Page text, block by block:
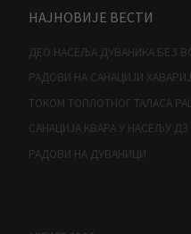
НАЈНОВИЈЕ ВЕСТИ
ДЕО НАСЕЉА ДУВАНИКА БЕЗ
РАДОВИ НА САНАЦИЈИ
ТОКОМ ТОПЛОТНОГ ТАЛАСА
САНАЦИЈА КВАРА У НАСЕЉУ Д3
РАДОВИ НА ДУВАНИЦИ